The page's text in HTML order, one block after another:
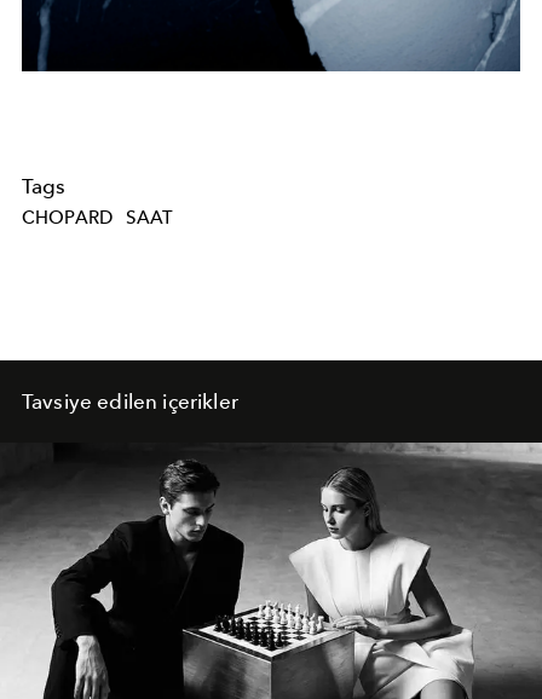
Tags
CHOPARD SAAT
Tavsiye edilen içerikler